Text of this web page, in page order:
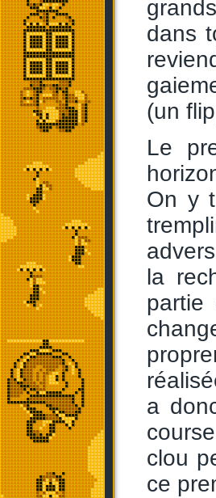
dans
(un
Le
On y
la
partie
a
clou
ce